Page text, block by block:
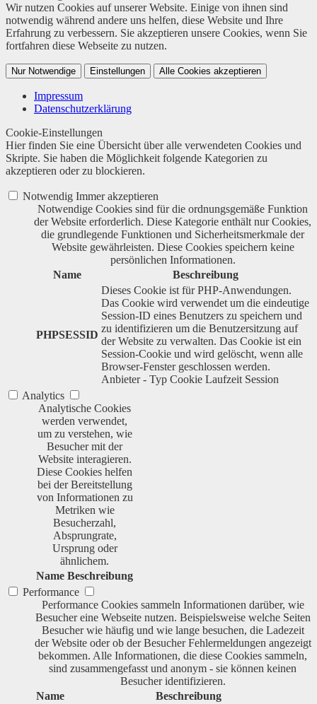
Wir nutzen Cookies auf unserer Website. Einige von ihnen sind
notwendig während andere uns helfen, diese Website und Ihre
Erfahrung zu verbessern. Sie akzeptieren unsere Cookies, wenn Sie
fortfahren diese Webseite zu nutzen.
Nur Notwendige Einstellungen Alle Cookies akzeptieren
Impressum
Datenschutzerklärung
Cookie-Einstellungen
Hier finden Sie eine Übersicht über alle verwendeten Cookies und
Skripte. Sie haben die Möglichkeit folgende Kategorien zu
akzeptieren oder zu blockieren.
Notwendig Immer akzeptieren
Notwendige Cookies sind für die ordnungsgemäße Funktion
der Website erforderlich. Diese Kategorie enthält nur Cookies,
die grundlegende Funktionen und Sicherheitsmerkmale der
Website gewährleisten. Diese Cookies speichern keine
persönlichen Informationen.
Name
Beschreibung
PHPSESSID
Dieses Cookie ist für PHP-Anwendungen.
Das Cookie wird verwendet um die eindeutige
Session-ID eines Benutzers zu speichern und
zu identifizieren um die Benutzersitzung auf
der Website zu verwalten. Das Cookie ist ein
Session-Cookie und wird gelöscht, wenn alle
Browser-Fenster geschlossen werden.
Anbieter - Typ Cookie Laufzeit Session
Analytics
Analytische Cookies
werden verwendet,
um zu verstehen, wie
Besucher mit der
Website interagieren.
Diese Cookies helfen
bei der Bereitstellung
von Informationen zu
Metriken wie
Besucherzahl,
Absprungrate,
Ursprung oder
ähnlichem.
Name Beschreibung
Performance
Performance Cookies sammeln Informationen darüber, wie
Besucher eine Webseite nutzen. Beispielsweise welche Seiten
Besucher wie häufig und wie lange besuchen, die Ladezeit
der Website oder ob der Besucher Fehlermeldungen angezeigt
bekommen. Alle Informationen, die diese Cookies sammeln,
sind zusammengefasst und anonym - sie können keinen
Besucher identifizieren.
Name
Beschreibung